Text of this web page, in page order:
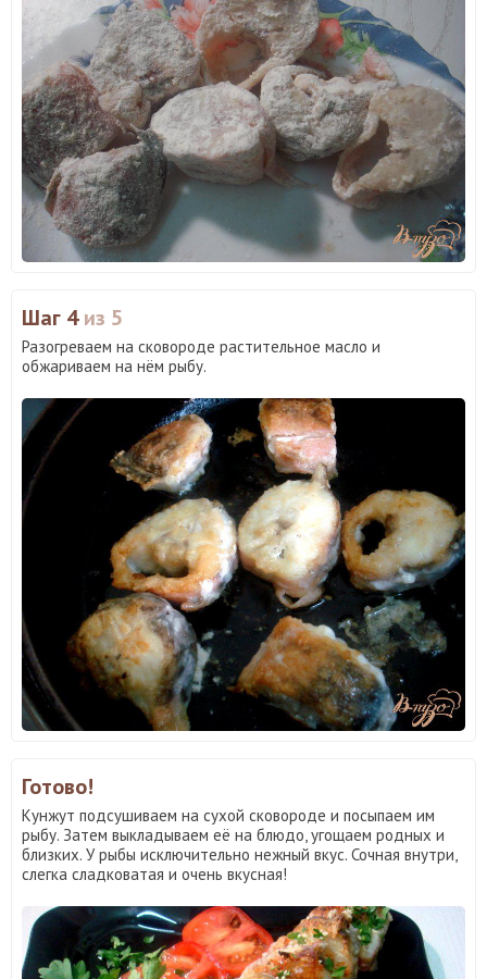
Шаг 4из 5
Разогреваем на сковороде растительное масло и
обжариваем на нём рыбу.
Готово!
Кунжут подсушиваем на сухой сковороде и посыпаем им
рыбу. Затем выкладываем её на блюдо, угощаем родных и
близких. У рыбы исключительно нежный вкус. Сочная внутри,
слегка сладковатая и очень вкусная!